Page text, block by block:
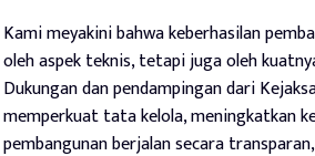
Kami meyakini bahwa keberhasilan
oleh aspek teknis, tetapi juga oleh
Dukungan dan pendampingan dari
memperkuat tata kelola, meningkatkan
pembangunan berjalan secara